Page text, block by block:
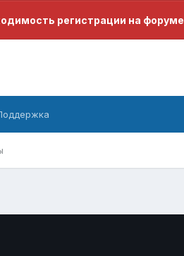
регистрации на форуме